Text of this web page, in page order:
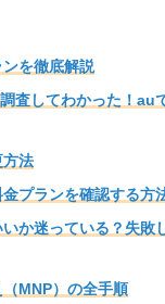
を徹底解説
査してわかった！au
法
プランを確認する方
か迷っている？失敗
MNP）の全手順